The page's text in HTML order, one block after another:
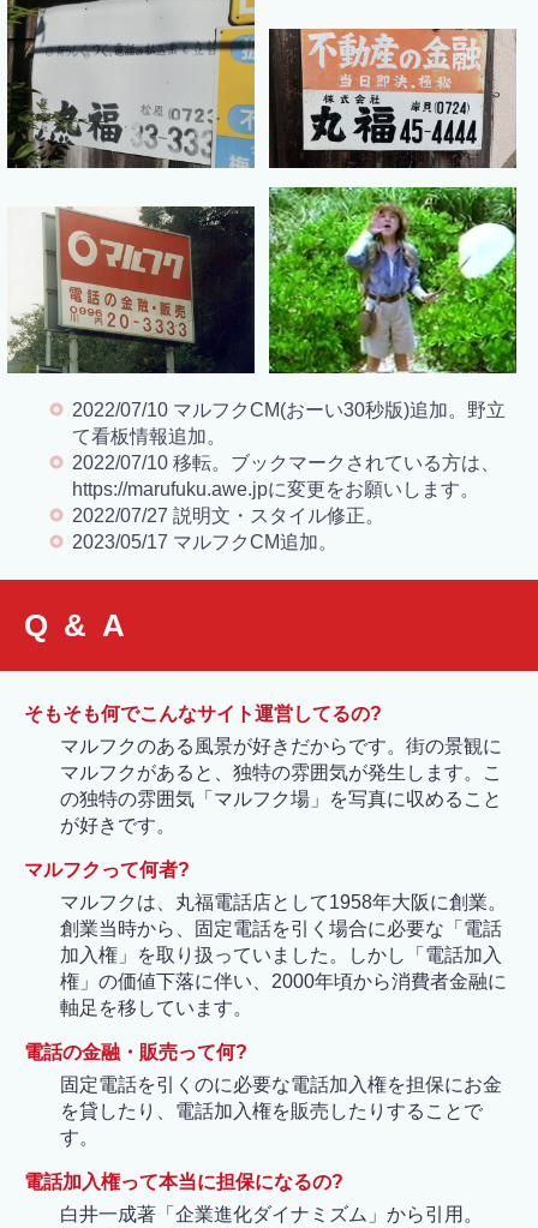
2022/07/10 マルフクCM(おーい30秒版)追加。野立
て看板情報追加。
2022/07/10 移転。ブックマークされている方は、
https://marufuku.awe.jpに変更をお願いします。
2022/07/27 説明文・スタイル修正。
2023/05/17 マルフクCM追加。
Q & A
そもそも何でこんなサイト運営してるの?
マルフクのある風景が好きだからです。街の景観に
マルフクがあると、独特の雰囲気が発生します。こ
の独特の雰囲気「マルフク場」を写真に収めること
が好きです。
マルフクって何者?
マルフクは、丸福電話店として1958年大阪に創業。
創業当時から、固定電話を引く場合に必要な「電話
加入権」を取り扱っていました。しかし「電話加入
権」の価値下落に伴い、2000年頃から消費者金融に
軸足を移しています。
電話の金融・販売って何?
固定電話を引くのに必要な電話加入権を担保にお金
を貸したり、電話加入権を販売したりすることで
す。
電話加入権って本当に担保になるの?
白井一成著「企業進化ダイナミズム」から引用。